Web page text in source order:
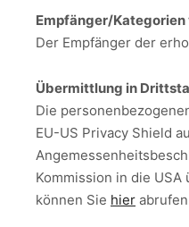
Empfänger/Kategorien
Der Empfänger der
Übermittlung in
Die
EU-US Privacy Shield
Kommission in die
können Sie hier